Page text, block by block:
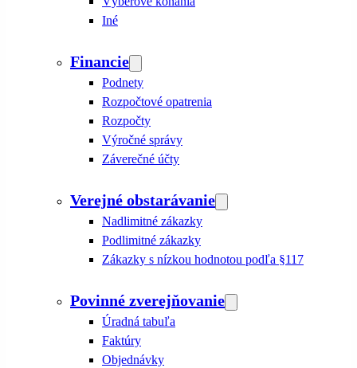
Iné
Financie
Podnety
Rozpočtové opatrenia
Rozpočty
Výročné správy
Záverečné účty
Verejné obstarávanie
Nadlimitné zákazky
Podlimitné zákazky
Zákazky s nízkou hodnotou podľa §117
Povinné zverejňovanie
Úradná tabuľa
Faktúry
Objednávky